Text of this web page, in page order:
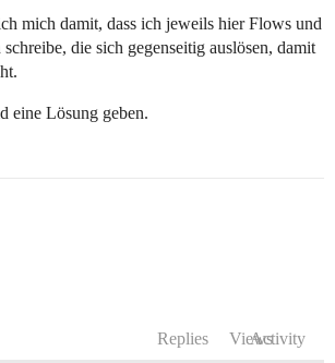
mich damit, dass ich jeweils hier Flows und
die sich gegenseitig auslösen, damit
eine Lösung geben.
Replies ViewsActivity